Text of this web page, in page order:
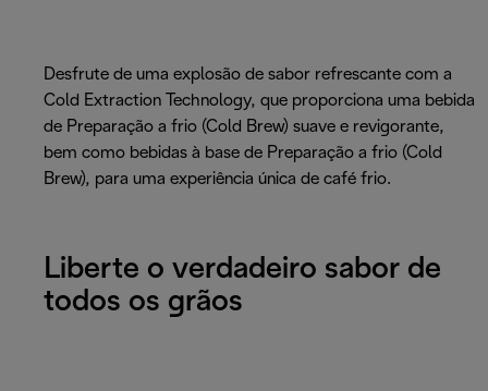
Desfrute de uma explosão de sabor refrescante com a
Cold Extraction Technology, que proporciona uma bebida
de Preparação a frio (Cold Brew) suave e revigorante,
bem como bebidas à base de Preparação a frio (Cold
Brew), para uma experiência única de café frio.
Liberte o verdadeiro sabor de
todos os grãos